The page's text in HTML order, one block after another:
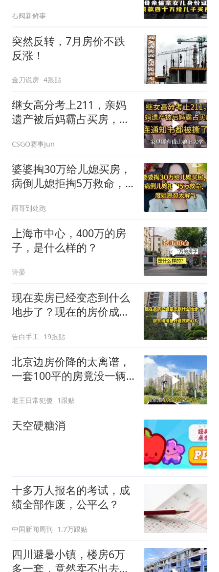
右阀新鲜事
突然反转，7月房价不跌
反涨！
金刀说房 4跟贴
继女高分考上211，亲妈
遗产被后妈霸占买房，连
CSGO赛事Jun
婆婆掏30万给儿媳买房，
病倒儿媳拒掏5万救命，
雨哥到处跑
上海市中心，400万的房
子，是什么样的？
诗晏
现在卖房已经变态到什么
地步了？现在的房价成笑
告白手工 19跟贴
北京边房价降的太离谱，
一套100平的房竟没一辆
老王日常犯傻 1跟贴
天空硬糖消
十多万人报名的考试，成
绩全部作废，公平么？
中国新闻周刊 1.7万跟贴
四川避暑小镇，楼房6万
多一套，竟然卖不出去，